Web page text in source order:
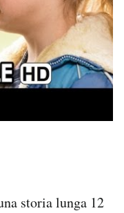
storia lunga 12